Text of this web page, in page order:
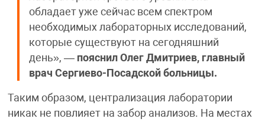
обладает уже сейчас всем спектром
необходимых лабораторных исследований,
которые существуют на сегодняшний
день», — пояснил Олег Дмитриев, главный
врач Сергиево-Посадской больницы.
Таким образом, централизация лаборатории
никак не повлияет на забор анализов. На местах